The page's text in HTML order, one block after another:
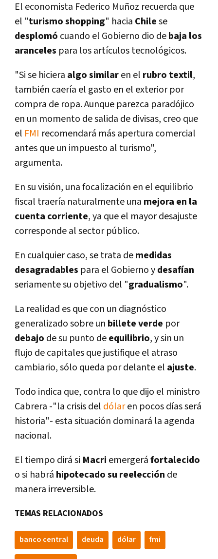
El economista Federico Muñoz recuerda que
el "turismo shopping" hacia Chilese
desplomó cuando el Gobierno dio debaja los
aranceles para los artí­culos tecnológicos.
"Si se hiciera algo similaren el rubro textil,
también caerí­a el gasto en el exterior por
compra de ropa. Aunque parezca paradójico
en un momento de salida de divisas, creo que
el FMI recomendará más apertura comercial
antes que un impuesto al turismo",
argumenta.
En su visión, una focalización en el equilibrio
fiscal traerí­a naturalmente una mejora en la
cuenta corriente, ya que el mayor desajuste
corresponde al sector público.
En cualquier caso, se trata demedidas
desagradables para el Gobierno ydesafí­an
seriamente su objetivo del "gradualismo".
La realidad es que con un diagnóstico
generalizado sobre un billete verde por
debajo de su punto deequilibrio, y sin un
flujo de capitales que justifique el atraso
cambiario, sólo queda por delante el ajuste.
Todo indica que, contra lo que dijo el ministro
Cabrera -"la crisis del dólaren pocos dí­as será
historia"- esta situación dominará la agenda
nacional.
El tiempo dirá si Macri emergeráfortalecido
o si habrá hipotecado su reelección de
manera irreversible.
TEMAS RELACIONADOS
banco central deuda dólar fmi